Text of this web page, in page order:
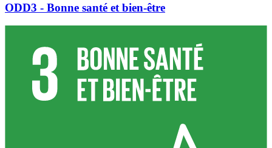
ODD3 - Bonne santé et bien-être